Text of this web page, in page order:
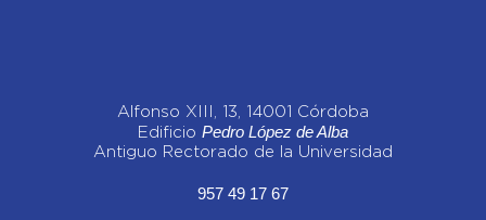
Alfonso XIII, 13, 14001 Córdoba
Edificio Pedro López de Alba
Antiguo Rectorado de la Universidad
957 49 17 67